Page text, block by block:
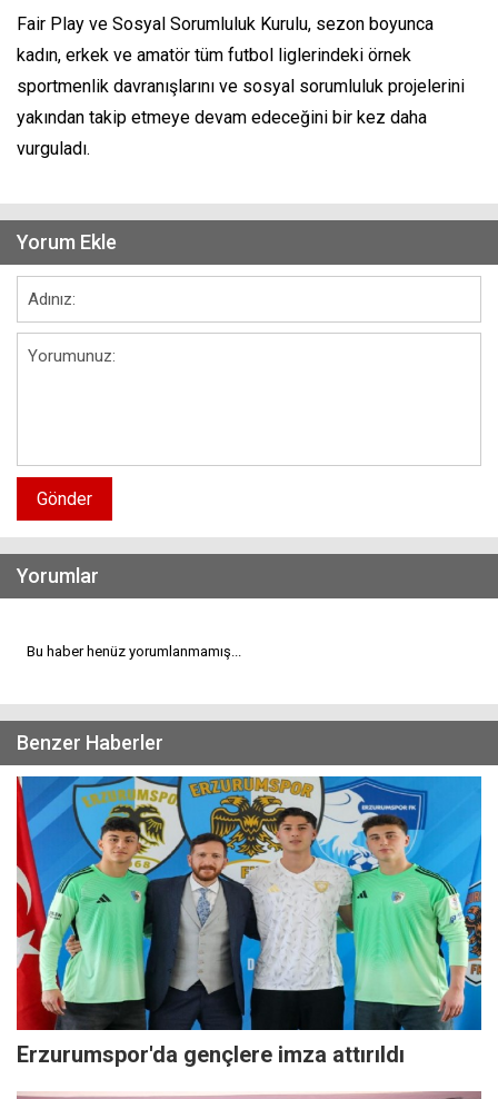
Fair Play ve Sosyal Sorumluluk Kurulu, sezon boyunca
kadın, erkek ve amatör tüm futbol liglerindeki örnek
sportmenlik davranışlarını ve sosyal sorumluluk projelerini
yakından takip etmeye devam edeceğini bir kez daha
vurguladı.
Yorum Ekle
Gönder
Yorumlar
Bu haber henüz yorumlanmamış...
Benzer Haberler
Erzurumspor'da gençlere imza attırıldı